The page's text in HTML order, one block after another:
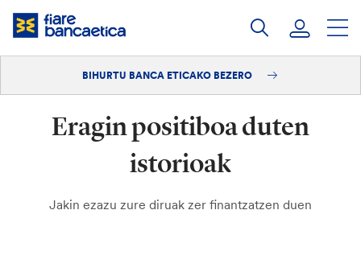
Pasatu
edukia
Bihurtu bezero
BIHURTU BANCA ETICAKO BEZERO
Eragin positiboa duten
istorioak
Jakin ezazu zure diruak zer finantzatzen duen